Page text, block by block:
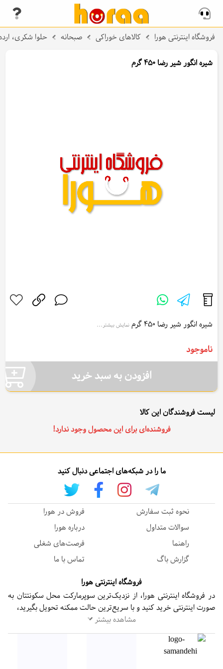
فروشگاه اینترنتی هورا کالاهای خوراکی صبحانه حلوا شکری،
شیره انگور شیر رضا 450 گرم
شیره انگور شیر رضا 450 گرم نمایش بیشتر...
ناموجود
افزودن به سبد خرید
لیست فروشندگان این کالا
فروشنده‌ای برای این محصول وجود ندارد!
ما را در شبکه‌های اجتماعی دنبال کنید
نحوه ثبت سفارش
سوالات متداول
راهنما
گزارش باگ
فروش در هورا
درباره هورا
فرصت‌های شغلی
تماس با ما
فروشگاه اینترنتی هورا
در فروشگاه اینترنتی هورا، از نزدیک‌ترین سوپرمارکت محل سکونتتان به
صورت اینترنتی خرید کنید و با سریع‌ترین حالت ممکنه تحویل بگیرید،
مشاهده بیشتر